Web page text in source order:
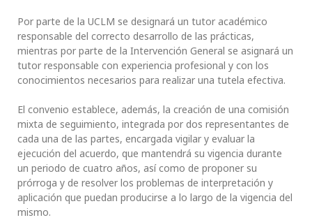
Por parte de la UCLM se designará un tutor académico
responsable del correcto desarrollo de las prácticas,
mientras por parte de la Intervención General se asignará un
tutor responsable con experiencia profesional y con los
conocimientos necesarios para realizar una tutela efectiva.
El convenio establece, además, la creación de una comisión
mixta de seguimiento, integrada por dos representantes de
cada una de las partes, encargada vigilar y evaluar la
ejecución del acuerdo, que mantendrá su vigencia durante
un periodo de cuatro años, así como de proponer su
prórroga y de resolver los problemas de interpretación y
aplicación que puedan producirse a lo largo de la vigencia del
mismo.